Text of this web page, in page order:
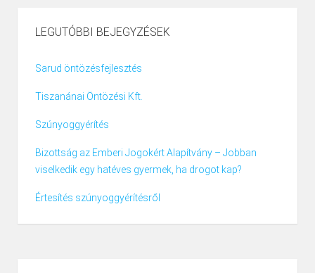
LEGUTÓBBI BEJEGYZÉSEK
Sarud öntözésfejlesztés
Tiszanánai Öntözési Kft.
Szúnyoggyérítés
Bizottság az Emberi Jogokért Alapítvány – Jobban
viselkedik egy hatéves gyermek, ha drogot kap?
Értesítés szúnyoggyérítésről